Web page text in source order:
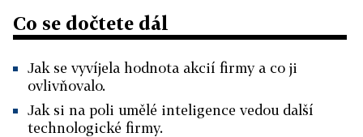
Co se dočtete dál
Jak se vyvíjela hodnota akcií firmy a co ji
ovlivňovalo.
Jak si na poli umělé inteligence vedou další
technologické firmy.